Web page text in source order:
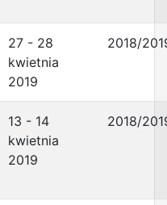
27 - 28
kwietnia
2019
2018/
13 - 14
kwietnia
2019
2018/